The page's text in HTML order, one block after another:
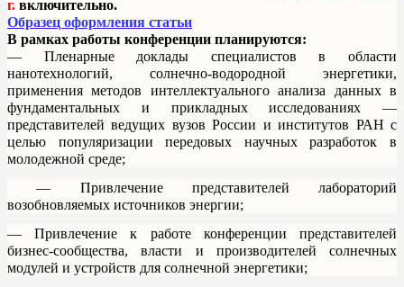
г. включительно.
Образец оформления статьи
В рамках работы конференции планируются:
— Пленарные доклады специалистов в области
нанотехнологий, солнечно-водородной энергетики,
применения методов интеллектуального анализа данных в
фундаментальных и прикладных исследованиях —
представителей ведущих вузов России и институтов РАН с
целью популяризации передовых научных разработок в
молодежной среде;
— Привлечение представителей лабораторий
возобновляемых источников энергии;
— Привлечение к работе конференции представителей
бизнес-сообщества, власти и производителей солнечных
модулей и устройств для солнечной энергетики;